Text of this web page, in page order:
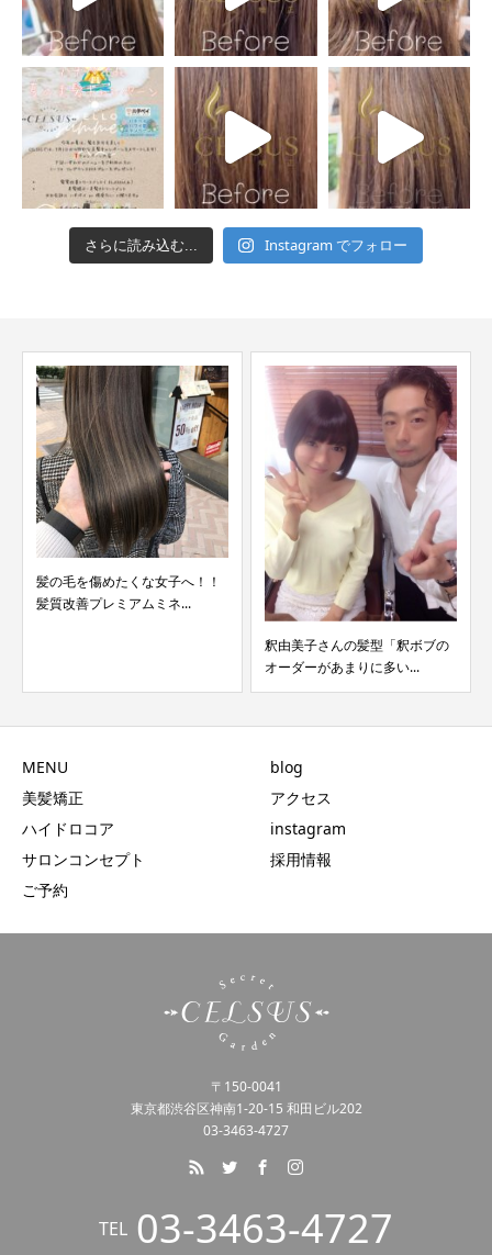
さらに読み込む... Instagram でフォロー
髪の毛を傷めたくな女子へ！！
髪質改善プレミアムミネ...
釈由美子さんの髪型「釈ボブの
オーダーがあまりに多い...
MENU
美髪矯正
ハイドロコア
サロンコンセプト
ご予約
blog
アクセス
instagram
採用情報
〒150-0041
東京都渋谷区神南1-20-15 和田ビル202
03-3463-4727
TEL 03-3463-4727